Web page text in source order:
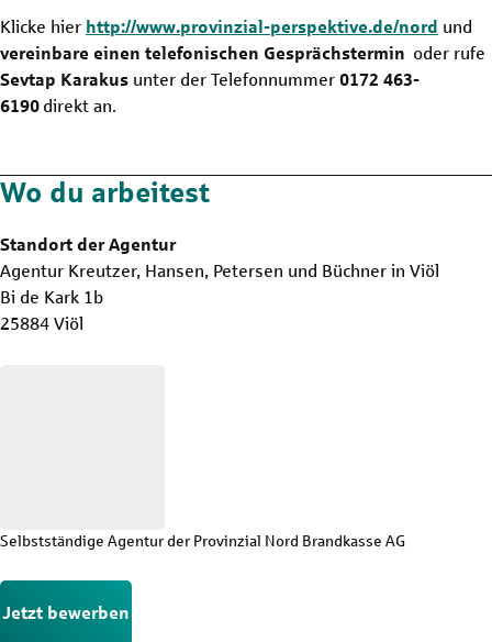
Klicke hier http://www.provinzial-perspektive.de/nord und
vereinbare einen telefonischen Gesprächstermin oder rufe
Sevtap Karakus unter der Telefonnummer 0172 463-
6190 direkt an.
Wo du arbeitest
Standort der Agentur
Agentur Kreutzer, Hansen, Petersen und Büchner in Viöl
Bi de Kark 1b
25884 Viöl
Selbstständige Agentur der Provinzial Nord Brandkasse AG
Jetzt bewerben